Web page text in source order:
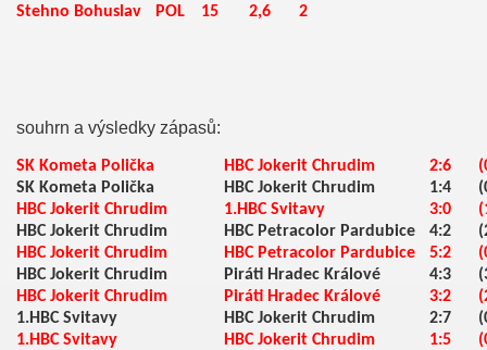
Stehno Bohuslav
POL 15 2,6 2
souhrn a výsledky zápasů:
SK Kometa Polička HBC Jokerit Chrudim 2:6
SK Kometa Polička
HBC Jokerit Chrudim 1:4
HBC Jokerit Chrudim
1.HBC Svitavy 3:0
HBC Jokerit Chrudim
HBC Petracolor Pardubice 4:2
HBC Jokerit Chrudim
HBC Petracolor Pardubice 5:2
HBC Jokerit Chrudim
Piráti Hradec Králové 4:3
HBC Jokerit Chrudim
Piráti Hradec Králové 3:2
1.HBC Svitavy
HBC Jokerit Chrudim 2:7
1.HBC Svitavy
HBC Jokerit Chrudim 1:5